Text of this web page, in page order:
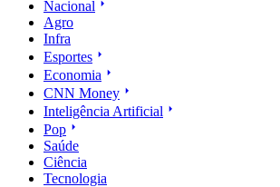
Nacional
Agro
Infra
Esportes
Economia
CNN Money
Inteligência Artificial
Pop
Saúde
Ciência
Tecnologia